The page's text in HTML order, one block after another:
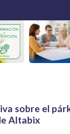
sobre el
Altabix